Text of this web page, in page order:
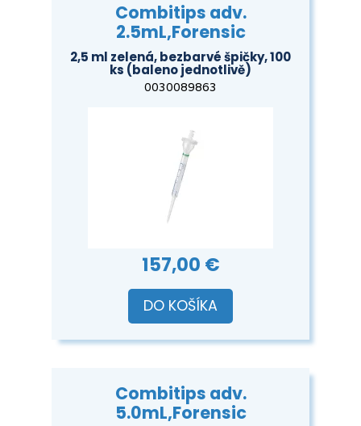
Combitips adv.
2.5mL,Forensic
2,5 ml zelená, bezbarvé špičky, 100
ks (baleno jednotlivě)
0030089863
157,00 €
DO KOŠÍKA
Combitips adv.
5.0mL,Forensic